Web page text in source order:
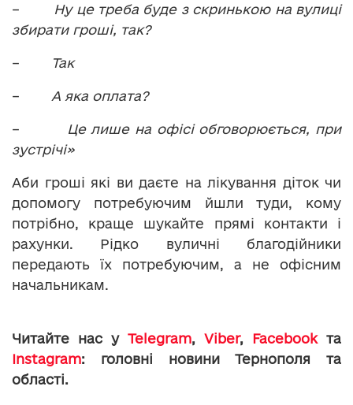
– Ну це треба буде з скринькою на вулиці
збирати гроші, так?
– Так
– А яка оплата?
–
Це лише на офісі обговорюється, при
зустрічі»
Аби гроші які ви даєте на лікування діток чи
допомогу потребуючим йшли туди, кому
потрібно, краще шукайте прямі контакти і
рахунки. Рідко вуличні благодійники
передають їх потребуючим, а не офісним
начальникам.
Читайте нас у Telegram, Viber, Facebookта
Instagram: головні новини Тернополя та
області.